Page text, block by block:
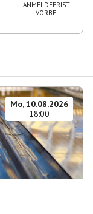
ANMELDEFRIST
VORBEI
Mo, 10.08.2026
18:00